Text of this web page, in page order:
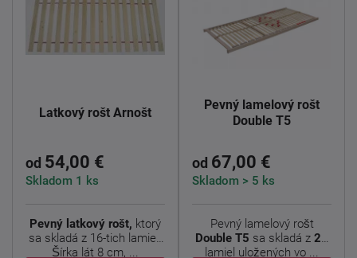
Latkový rošt Arnošt
od 54,00 €
Skladom 1 ks
Pevný latkový rošt, ktorý
sa skladá z 16-tich lamiel.
Šírka lát 8 cm, ...
Pevný lamelový rošt
Double T5
od 67,00 €
Skladom > 5 ks
Pevný lamelový rošt
Double T5 sa skladá z 28
lamiel uložených vo ...